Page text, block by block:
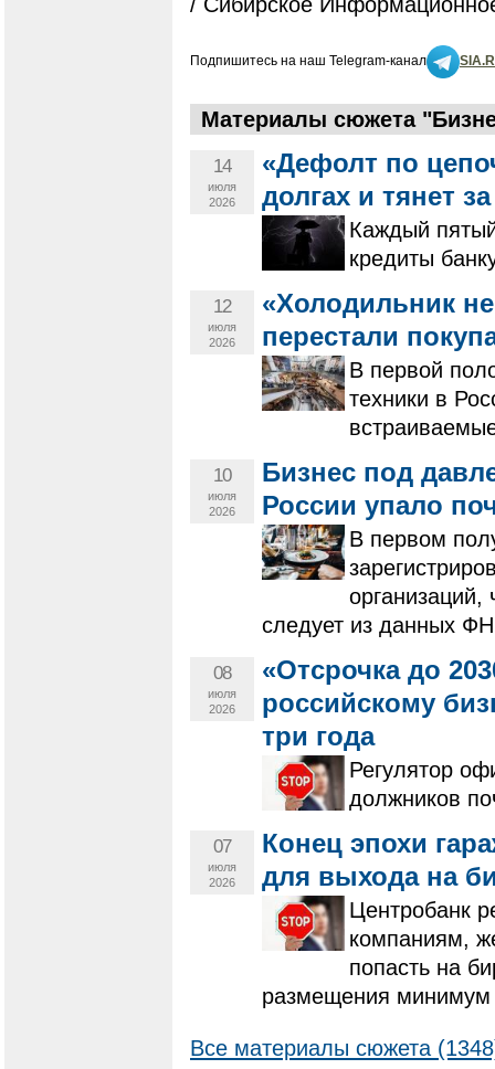
Подпишитесь на наш Telegram-канал
Материалы сюжета
14
июля
2026
«Дефолт по
долгах и тянет
Каждый
кредиты
12
июля
2026
«Холодильник
перестали
В первой
техники в
10
июля
2026
Бизнес под
России упало
В первом
следует из данных
08
июля
2026
«Отсрочка до
российскому
три года
Регулятор
должников
07
июля
2026
Конец эпохи
для выхода на
Центробанк
компаниям,
попасть на
размещения
Все материалы сюжета